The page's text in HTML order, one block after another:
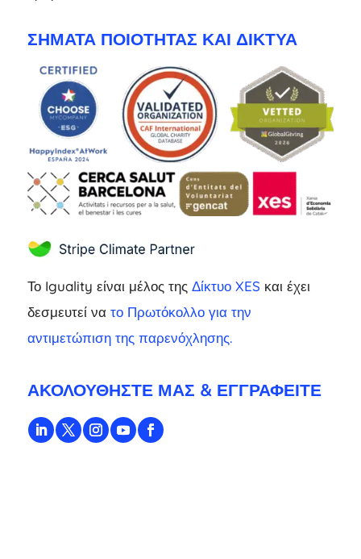
ΣΉΜΑΤΑ ΠΟΙΌΤΗΤΑΣ ΚΑΙ ΔΊΚΤΥΑ
Το Iguality είναι μέλος της Δίκτυο XES και έχει
δεσμευτεί να το Πρωτόκολλο για την
αντιμετώπιση της παρενόχλησης.
ΑΚΟΛΟΥΘΉΣΤΕ ΜΑΣ & ΕΓΓΡΑΦΕΊΤΕ